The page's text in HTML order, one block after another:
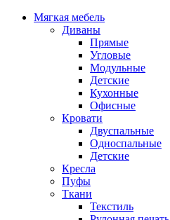
Мягкая мебель
Диваны
Прямые
Угловые
Модульные
Детские
Кухонные
Офисные
Кровати
Двуспальные
Односпальные
Детские
Кресла
Пуфы
Ткани
Текстиль